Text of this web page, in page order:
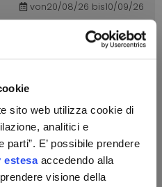
sito web utilizza cookie di
analitici e
E’ possibile prendere
estesaaccedendo alla
visione della
von20/08/26 bis10/09/26
Scegli